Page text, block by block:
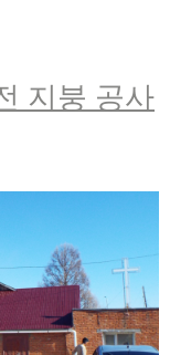
지붕 공사